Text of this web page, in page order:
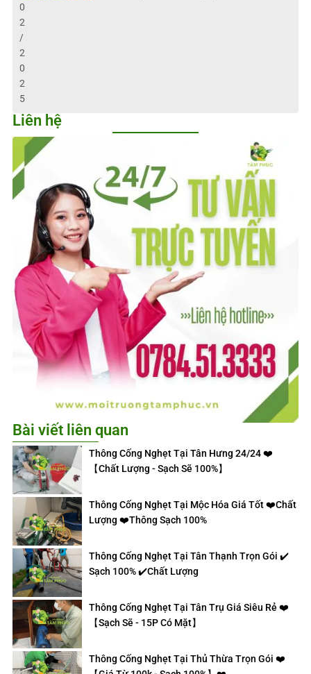
0
2
/
2
0
2
5
Liên hệ
Bài viết liên quan
Thông Cống Nghẹt Tại Tân Hưng 24/24 ❤️
【Chất Lượng - Sạch Sẽ 100%】
Thông Cống Nghẹt Tại Mộc Hóa Giá Tốt ❤️Chất
Lượng ❤️Thông Sạch 100%
Thông Cống Nghẹt Tại Tân Thạnh Trọn Gói ✔️
Sạch 100% ✔️Chất Lượng
Thông Cống Nghẹt Tại Tân Trụ Giá Siêu Rẻ ❤️
【Sạch Sẽ - 15P Có Mặt】
Thông Cống Nghẹt Tại Thủ Thừa Trọn Gói ❤️